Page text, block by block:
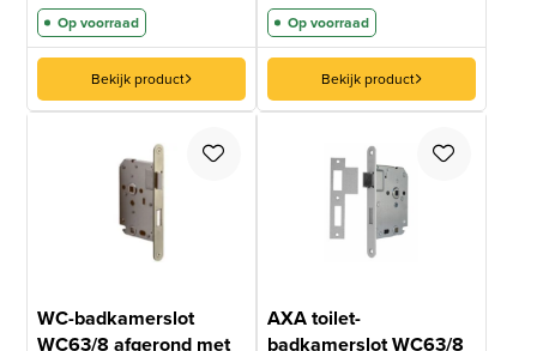
Op voorraad
Bekijk product
Op voorraad
Bekijk product
WC-badkamerslot
WC63/8 afgerond met
AXA toilet-
badkamerslot WC63/8